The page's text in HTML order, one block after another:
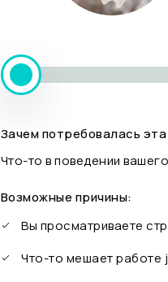
Зачем потребовалась
Что-то в поведении
Возможные причины:
Вы просматриваете
Что-то мешает работе